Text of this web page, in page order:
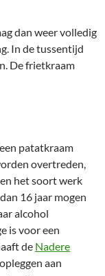
dan weer volledig
In de tussentijd
De frietkraam
patatkraam
overtreden,
het soort werk
16 jaar mogen
alcohol
is voor een
de Nadere
aan